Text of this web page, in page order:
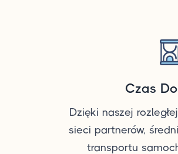
Czas
Dzięki naszej
sieci partnerów,
transportu